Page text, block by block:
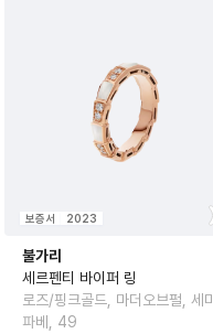
보증서 2023
불가리
세르펜티 바이퍼 링
로즈/핑크골드, 마더오브펄, 세미
파베, 49